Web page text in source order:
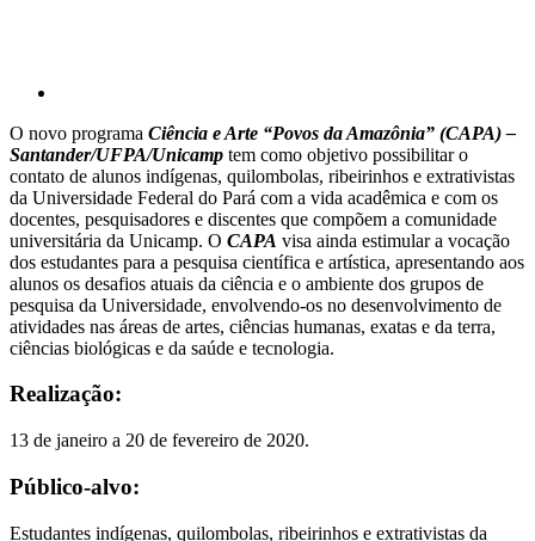
O novo programa Ciência e Arte “Povos da Amazônia” (CAPA) –
Santander/UFPA/Unicamp tem como objetivo possibilitar o
contato de alunos indígenas, quilombolas, ribeirinhos e extrativistas
da Universidade Federal do Pará com a vida acadêmica e com os
docentes, pesquisadores e discentes que compõem a comunidade
universitária da Unicamp. O CAPA visa ainda estimular a vocação
dos estudantes para a pesquisa científica e artística, apresentando aos
alunos os desafios atuais da ciência e o ambiente dos grupos de
pesquisa da Universidade, envolvendo-os no desenvolvimento de
atividades nas áreas de artes, ciências humanas, exatas e da terra,
ciências biológicas e da saúde e tecnologia.
Realização:
13 de janeiro a 20 de fevereiro de 2020.
Público-alvo:
Estudantes indígenas, quilombolas, ribeirinhos e extrativistas da